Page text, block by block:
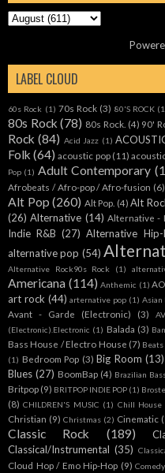
LABEL CLOUD
60s Rock (1) 70s Rock (3) 80'S ROCK
80s Rock (78) 80s Rock. (4) 90'
Rock (84) Acid Jazz (1)
Folk (64) acoustic pop (11)
Pop (1) Adult Contemporary
Afrobeats / Afro-pop / Afro-fusion (6)
Alt Pop (260) Alt Pop. (4) Alt
(26) Alternative (14) Alternative -
Indie R&B (27) Alternative Hip-
alternative pop (54)
Alternative Rock90s Rock
(1)
Americana (114) Anthemic (1)
art rock (44) arternative pop (1) Asian
Avant - Garde (Electronic)
(3)
(Electronic).Electronic (1) Balada (3)
Bass House / Electro House (7) Beats
(1) Bedroom Pop (3) Big Room (13)
Blues (27) BoomBap (4) Brazilian
Britpop (9) BRITPOP INDIE POP (1)
(8) CHILDREN'S MUSIC (1) Chill House
Christian (9) Christmas (2) Cinematic
Classic Rock (189)
Classical/Instrumental (35)
Cloud Hop / Emo Hip-Hop (9) Comedy